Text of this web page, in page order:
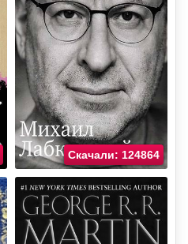
Скачали: 124864